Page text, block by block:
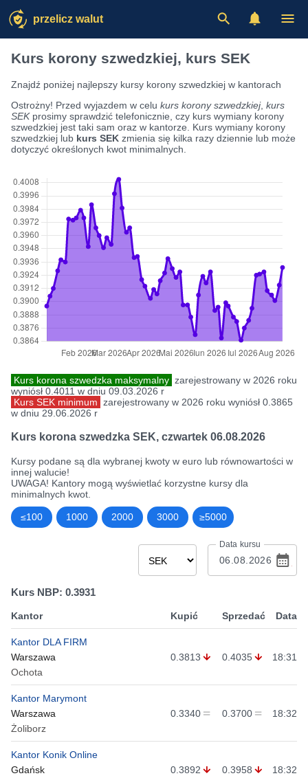
przelicz walut
Kurs korony szwedzkiej, kurs SEK
Znajdź poniżej najlepszy kursy korony szwedzkiej w kantorach
Ostrożny! Przed wyjazdem w celu kurs korony szwedzkiej, kurs
SEKprosimy sprawdzić telefonicznie, czy kurs wymiany korony
szwedzkiej jest taki sam oraz w kantorze. Kurs wymiany korony
szwedzkiej lub kurs SEK zmienia się kilka razy dziennie lub może
dotyczyć określonych kwot minimalnych.
Kurs korona szwedzka maksymalny zarejestrowany w 2026 roku
wyniósł 0.4011 w dniu 09.03.2026 r
Kurs SEK minimum zarejestrowany w 2026 roku wyniósł 0.3865
w dniu 29.06.2026 r
Kurs korona szwedzka SEK, czwartek 06.08.2026
Kursy podane są dla wybranej kwoty w euro lub równowartości w
innej walucie!
UWAGA! Kantory mogą wyświetlać korzystne kursy dla
minimalnych kwot.
≤100 1000 2000 3000 ≥5000
Data kursu
Kurs NBP: 0.3931
Kantor Kupić Sprzedać Data
Kantor DLA FIRM
Warszawa
Ochota
0.3813 0.4035 18:31
Kantor Marymont
Warszawa
Żoliborz
0.3340 0.3700 18:32
Kantor Konik Online
Gdańsk
0.3892 0.3958 18:32